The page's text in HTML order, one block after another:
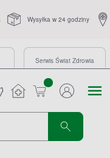
Wysyłka w 24 godziny
Serwis Świat Zdrowia
sztuk